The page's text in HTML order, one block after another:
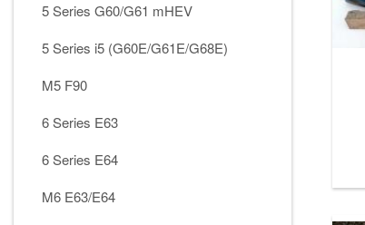
5 Series G60/G61 mHEV
5 Series i5 (G60E/G61E/G68E)
M5 F90
6 Series E63
6 Series E64
M6 E63/E64